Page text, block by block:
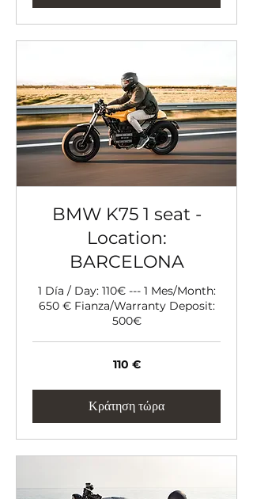
BMW K75 1 seat -
Location:
BARCELONA
1 Día / Day: 110€ --- 1 Mes/Month:
650 € Fianza/Warranty Deposit:
500€
110 €
Κράτηση τώρα